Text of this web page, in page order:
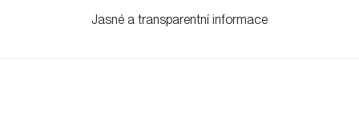
Jasné a transparentní informace